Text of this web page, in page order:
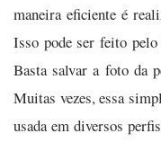
maneira eficiente é
Isso pode ser feito pelo
Basta salvar a foto da
Muitas vezes, essa
usada em diversos